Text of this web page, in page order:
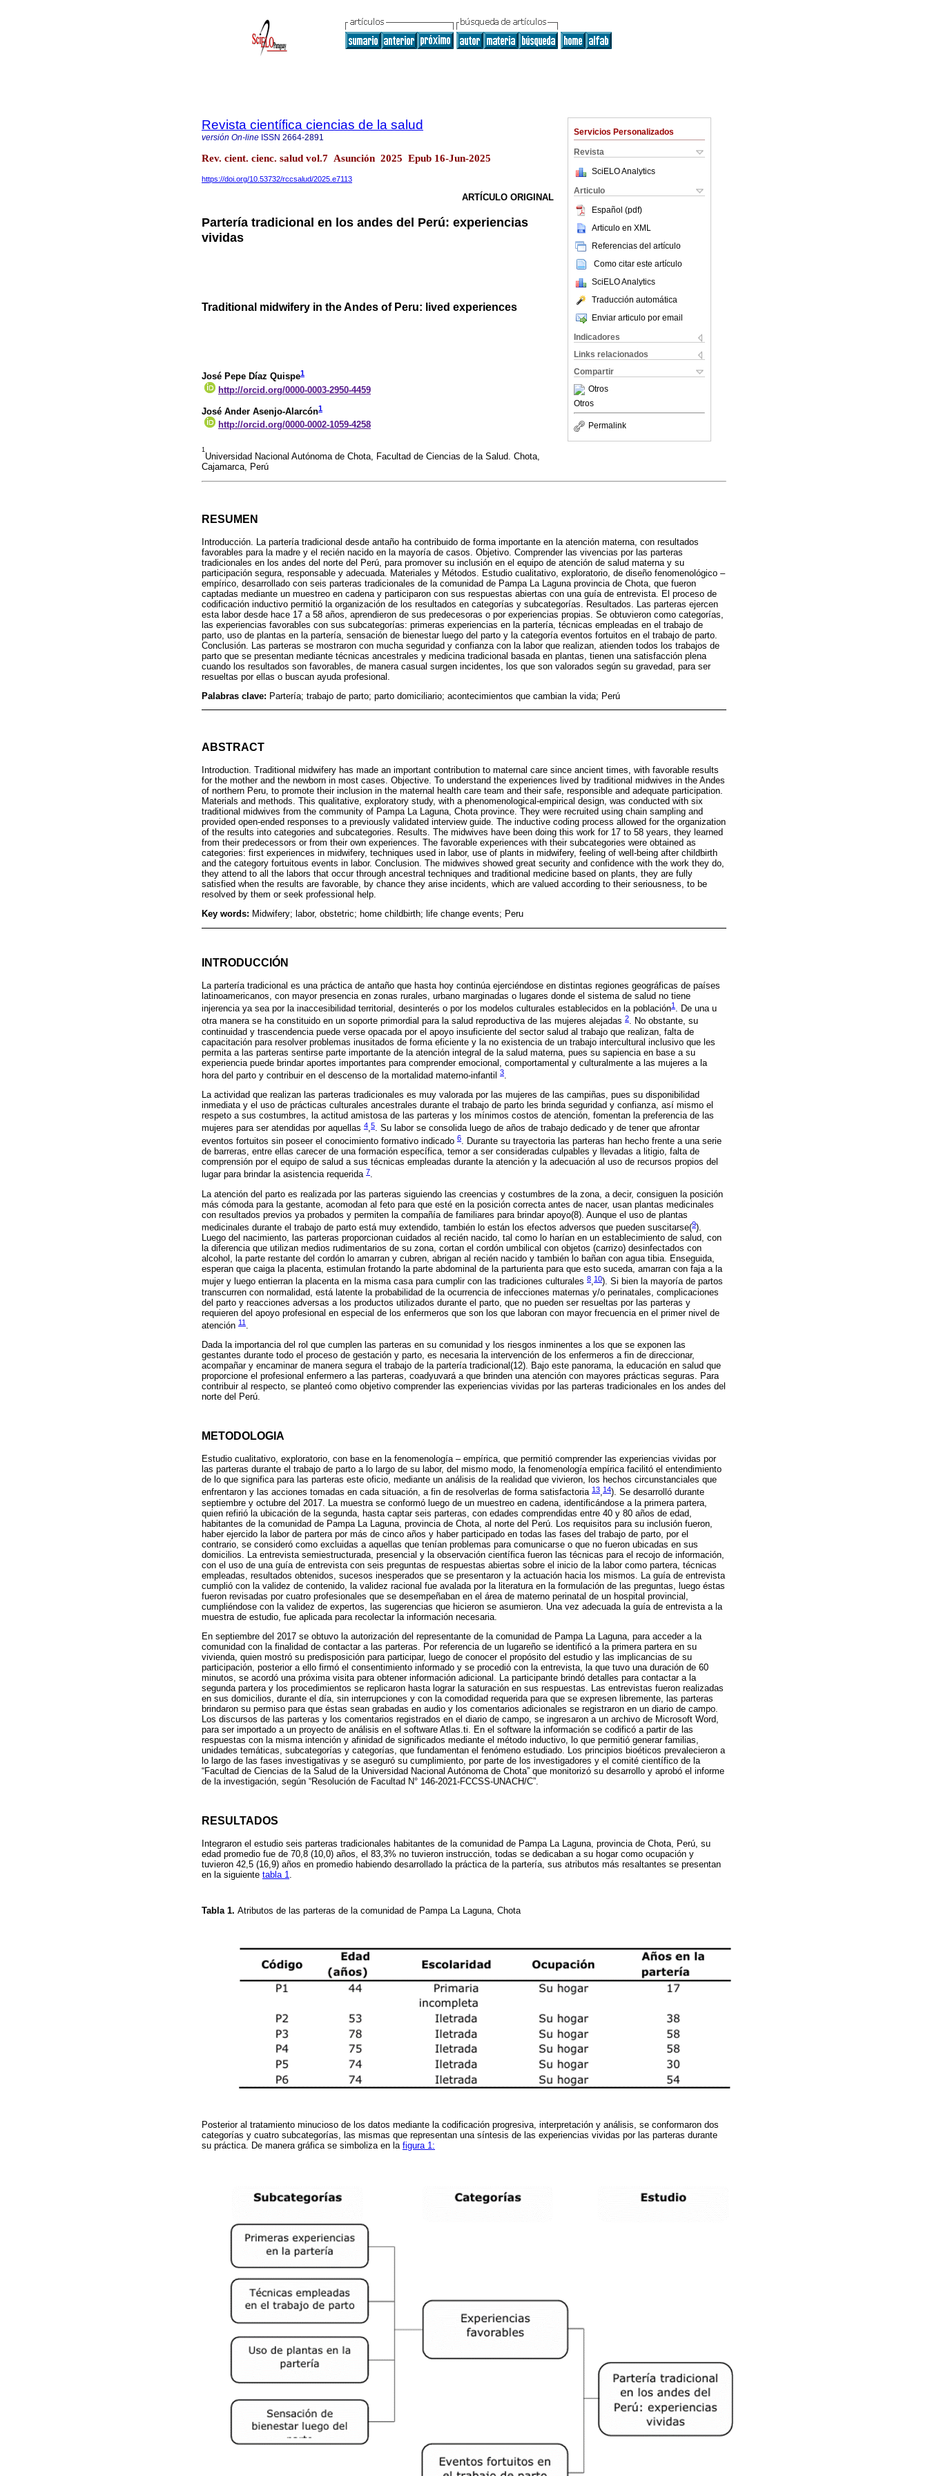
Servicios Personalizados
Revista
SciELO Analytics
Articulo
Español (pdf)
Articulo en XML
Referencias del artículo
Como citar este artículo
SciELO Analytics
Traducción automática
Enviar articulo por email
Indicadores
Links relacionados
Compartir
Otros
Otros
Permalink
Revista científica ciencias de la salud
versión On-line ISSN 2664-2891
Rev. cient. cienc. salud vol.7 Asunción 2025 Epub 16-Jun-2025
https://doi.org/10.53732/rccsalud/2025.e7113
ARTÍCULO ORIGINAL
Partería tradicional en los andes del Perú: experiencias
vividas
Traditional midwifery in the Andes of Peru: lived experiences
José Pepe Díaz Quispe1
http://orcid.org/0000-0003-2950-4459
José Ander Asenjo-Alarcón1
http://orcid.org/0000-0002-1059-4258
1
Universidad Nacional Autónoma de Chota, Facultad de Ciencias de la Salud. Chota,
Cajamarca, Perú
RESUMEN
Introducción. La partería tradicional desde antaño ha contribuido de forma importante en la atención materna, con resultados
favorables para la madre y el recién nacido en la mayoría de casos. Objetivo. Comprender las vivencias por las parteras
tradicionales en los andes del norte del Perú, para promover su inclusión en el equipo de atención de salud materna y su
participación segura, responsable y adecuada. Materiales y Métodos. Estudio cualitativo, exploratorio, de diseño fenomenológico –
empírico, desarrollado con seis parteras tradicionales de la comunidad de Pampa La Laguna provincia de Chota, que fueron
captadas mediante un muestreo en cadena y participaron con sus respuestas abiertas con una guía de entrevista. El proceso de
codificación inductivo permitió la organización de los resultados en categorías y subcategorías. Resultados. Las parteras ejercen
esta labor desde hace 17 a 58 años, aprendieron de sus predecesoras o por experiencias propias. Se obtuvieron como categorías,
las experiencias favorables con sus subcategorías: primeras experiencias en la partería, técnicas empleadas en el trabajo de
parto, uso de plantas en la partería, sensación de bienestar luego del parto y la categoría eventos fortuitos en el trabajo de parto.
Conclusión. Las parteras se mostraron con mucha seguridad y confianza con la labor que realizan, atienden todos los trabajos de
parto que se presentan mediante técnicas ancestrales y medicina tradicional basada en plantas, tienen una satisfacción plena
cuando los resultados son favorables, de manera casual surgen incidentes, los que son valorados según su gravedad, para ser
resueltas por ellas o buscan ayuda profesional.
Palabras clave: Partería; trabajo de parto; parto domiciliario; acontecimientos que cambian la vida; Perú
ABSTRACT
Introduction. Traditional midwifery has made an important contribution to maternal care since ancient times, with favorable results
for the mother and the newborn in most cases. Objective. To understand the experiences lived by traditional midwives in the Andes
of northern Peru, to promote their inclusion in the maternal health care team and their safe, responsible and adequate participation.
Materials and methods. This qualitative, exploratory study, with a phenomenological-empirical design, was conducted with six
traditional midwives from the community of Pampa La Laguna, Chota province. They were recruited using chain sampling and
provided open-ended responses to a previously validated interview guide. The inductive coding process allowed for the organization
of the results into categories and subcategories. Results. The midwives have been doing this work for 17 to 58 years, they learned
from their predecessors or from their own experiences. The favorable experiences with their subcategories were obtained as
categories: first experiences in midwifery, techniques used in labor, use of plants in midwifery, feeling of well-being after childbirth
and the category fortuitous events in labor. Conclusion. The midwives showed great security and confidence with the work they do,
they attend to all the labors that occur through ancestral techniques and traditional medicine based on plants, they are fully
satisfied when the results are favorable, by chance they arise incidents, which are valued according to their seriousness, to be
resolved by them or seek professional help.
Key words: Midwifery; labor, obstetric; home childbirth; life change events; Peru
INTRODUCCIÓN
La partería tradicional es una práctica de antaño que hasta hoy continúa ejerciéndose en distintas regiones geográficas de países
latinoamericanos, con mayor presencia en zonas rurales, urbano marginadas o lugares donde el sistema de salud no tiene
injerencia ya sea por la inaccesibilidad territorial, desinterés o por los modelos culturales establecidos en la población1 . De una u
otra manera se ha constituido en un soporte primordial para la salud reproductiva de las mujeres alejadas 2. No obstante, su
continuidad y trascendencia puede verse opacada por el apoyo insuficiente del sector salud al trabajo que realizan, falta de
capacitación para resolver problemas inusitados de forma eficiente y la no existencia de un trabajo intercultural inclusivo que les
permita a las parteras sentirse parte importante de la atención integral de la salud materna, pues su sapiencia en base a su
experiencia puede brindar aportes importantes para comprender emocional, comportamental y culturalmente a las mujeres a la
hora del parto y contribuir en el descenso de la mortalidad materno-infantil
3.
La actividad que realizan las parteras tradicionales es muy valorada por las mujeres de las campiñas, pues su disponibilidad
inmediata y el uso de prácticas culturales ancestrales durante el trabajo de parto les brinda seguridad y confianza, así mismo el
respeto a sus costumbres, la actitud amistosa de las parteras y los mínimos costos de atención, fomentan la preferencia de las
mujeres para ser atendidas por aquellas 4,5. Su labor se consolida luego de años de trabajo dedicado y de tener que afrontar
eventos fortuitos sin poseer el conocimiento formativo indicado 6. Durante su trayectoria las parteras han hecho frente a una serie
de barreras, entre ellas carecer de una formación específica, temor a ser consideradas culpables y llevadas a litigio, falta de
comprensión por el equipo de salud a sus técnicas empleadas durante la atención y la adecuación al uso de recursos propios del
lugar para brindar la asistencia requerida 7.
La atención del parto es realizada por las parteras siguiendo las creencias y costumbres de la zona, a decir, consiguen la posición
más cómoda para la gestante, acomodan al feto para que esté en la posición correcta antes de nacer, usan plantas medicinales
con resultados previos ya probados y permiten la compañía de familiares para brindar apoyo(8). Aunque el uso de plantas
medicinales durante el trabajo de parto está muy extendido, también lo están los efectos adversos que pueden suscitarse(9).
Luego del nacimiento, las parteras proporcionan cuidados al recién nacido, tal como lo harían en un establecimiento de salud, con
la diferencia que utilizan medios rudimentarios de su zona, cortan el cordón umbilical con objetos (carrizo) desinfectados con
alcohol, la parte restante del cordón lo amarran y cubren, abrigan al recién nacido y también lo bañan con agua tibia. Enseguida,
esperan que caiga la placenta, estimulan frotando la parte abdominal de la parturienta para que esto suceda, amarran con faja a la
mujer y luego entierran la placenta en la misma casa para cumplir con las tradiciones culturales 8,10). Si bien la mayoría de partos
transcurren con normalidad, está latente la probabilidad de la ocurrencia de infecciones maternas y/o perinatales, complicaciones
del parto y reacciones adversas a los productos utilizados durante el parto, que no pueden ser resueltas por las parteras y
requieren del apoyo profesional en especial de los enfermeros que son los que laboran con mayor frecuencia en el primer nivel de
atención 11
Dada la importancia del rol que cumplen las parteras en su comunidad y los riesgos inminentes a los que se exponen las
gestantes durante todo el proceso de gestación y parto, es necesaria la intervención de los enfermeros a fin de direccionar,
acompañar y encaminar de manera segura el trabajo de la partería tradicional(12). Bajo este panorama, la educación en salud que
proporcione el profesional enfermero a las parteras, coadyuvará a que brinden una atención con mayores prácticas seguras. Para
contribuir al respecto, se planteó como objetivo comprender las experiencias vividas por las parteras tradicionales en los andes del
norte del Perú.
METODOLOGIA
Estudio cualitativo, exploratorio, con base en la fenomenología – empírica, que permitió comprender las experiencias vividas por
las parteras durante el trabajo de parto a lo largo de su labor, del mismo modo, la fenomenología empírica facilitó el entendimiento
de lo que significa para las parteras este oficio, mediante un análisis de la realidad que vivieron, los hechos circunstanciales que
enfrentaron y las acciones tomadas en cada situación, a fin de resolverlas de forma satisfactoria 13,14). Se desarrolló durante
septiembre y octubre del 2017. La muestra se conformó luego de un muestreo en cadena, identificándose a la primera partera,
quien refirió la ubicación de la segunda, hasta captar seis parteras, con edades comprendidas entre 40 y 80 años de edad,
habitantes de la comunidad de Pampa La Laguna, provincia de Chota, al norte del Perú. Los requisitos para su inclusión fueron,
haber ejercido la labor de partera por más de cinco años y haber participado en todas las fases del trabajo de parto, por el
contrario, se consideró como excluidas a aquellas que tenían problemas para comunicarse o que no fueron ubicadas en sus
domicilios. La entrevista semiestructurada, presencial y la observación científica fueron las técnicas para el recojo de información,
con el uso de una guía de entrevista con seis preguntas de respuestas abiertas sobre el inicio de la labor como partera, técnicas
empleadas, resultados obtenidos, sucesos inesperados que se presentaron y la actuación hacia los mismos. La guía de entrevista
cumplió con la validez de contenido, la validez racional fue avalada por la literatura en la formulación de las preguntas, luego éstas
fueron revisadas por cuatro profesionales que se desempeñaban en el área de materno perinatal de un hospital provincial,
cumpliéndose con la validez de expertos, las sugerencias que hicieron se asumieron. Una vez adecuada la guía de entrevista a la
muestra de estudio, fue aplicada para recolectar la información necesaria.
En septiembre del 2017 se obtuvo la autorización del representante de la comunidad de Pampa La Laguna, para acceder a la
comunidad con la finalidad de contactar a las parteras. Por referencia de un lugareño se identificó a la primera partera en su
vivienda, quien mostró su predisposición para participar, luego de conocer el propósito del estudio y las implicancias de su
participación, posterior a ello firmó el consentimiento informado y se procedió con la entrevista, la que tuvo una duración de 60
minutos, se acordó una próxima visita para obtener información adicional. La participante brindó detalles para contactar a la
segunda partera y los procedimientos se replicaron hasta lograr la saturación en sus respuestas. Las entrevistas fueron realizadas
en sus domicilios, durante el día, sin interrupciones y con la comodidad requerida para que se expresen libremente, las parteras
brindaron su permiso para que éstas sean grabadas en audio y los comentarios adicionales se registraron en un diario de campo.
Los discursos de las parteras y los comentarios registrados en el diario de campo, se ingresaron a un archivo de Microsoft Word,
para ser importado a un proyecto de análisis en el software Atlas.ti. En el software la información se codificó a partir de las
respuestas con la misma intención y afinidad de significados mediante el método inductivo, lo que permitió generar familias,
unidades temáticas, subcategorías y categorías, que fundamentan el fenómeno estudiado. Los principios bioéticos prevalecieron a
lo largo de las fases investigativas y se aseguró su cumplimiento, por parte de los investigadores y el comité científico de la
“Facultad de Ciencias de la Salud de la Universidad Nacional Autónoma de Chota” que monitorizó su desarrollo y aprobó el informe
de la investigación, según “Resolución de Facultad N° 146-2021-FCCSS-UNACH/C”.
RESULTADOS
Integraron el estudio seis parteras tradicionales habitantes de la comunidad de Pampa La Laguna, provincia de Chota, Perú, su
edad promedio fue de 70,8 (10,0) años, el 83,3% no tuvieron instrucción, todas se dedicaban a su hogar como ocupación y
tuvieron 42,5 (16,9) años en promedio habiendo desarrollado la práctica de la partería, sus atributos más resaltantes se presentan
en la siguiente tabla 1.
Tabla 1. Atributos de las parteras de la comunidad de Pampa La Laguna, Chota
Posterior al tratamiento minucioso de los datos mediante la codificación progresiva, interpretación y análisis, se conformaron dos
categorías y cuatro subcategorías, las mismas que representan una síntesis de las experiencias vividas por las parteras durante
su práctica. De manera gráfica se simboliza en la figura 1: